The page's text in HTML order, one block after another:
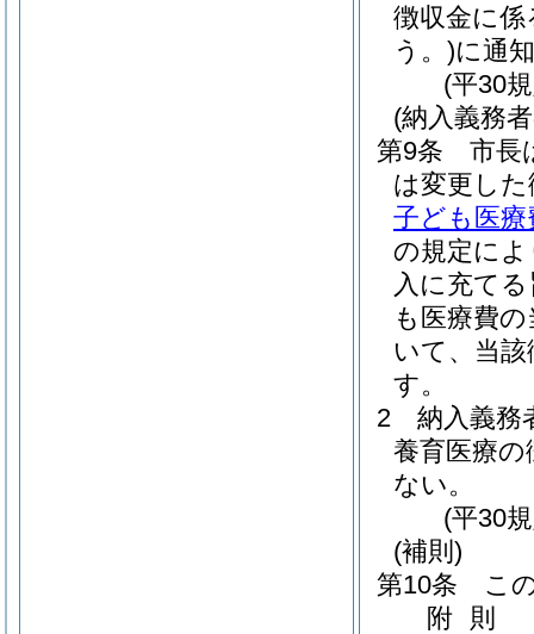
徴収金に係
う。)に通
(平30
(納入義務
第9条
市長
は変更し
子ども医
の規定に
入に充て
も医療費
いて、当
す。
2
納入義務
養育医療
ない。
(平30
(補則)
第10条
こ
附 則